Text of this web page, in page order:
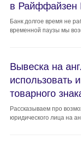
в Райффайзен
Банк долгое время не
временной паузы мы
Вывеска на
использовать
товарного
Рассказываем про
юридического лица на